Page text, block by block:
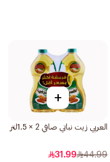
+
العربي زيت نباتي صافي 2 × 1.5لتر
44.99
31.99